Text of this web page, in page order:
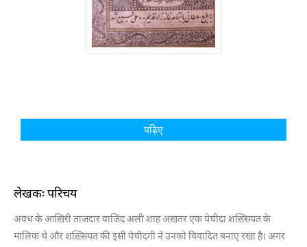
पढ़िए
लेखक: परिचय
अवध के आख़िरी ताजदार वाजिद अली शाह अख़तर एक पेचीदा शख़्सियत के
मालिक थे और शख़्सियत की इसी पेचीदगी ने उनको विवादित बनाए रखा है। अगर